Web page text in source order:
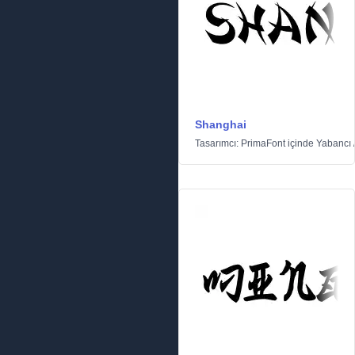
Shanghai
Tasarımcı: PrimaFontiçinde Yabancı